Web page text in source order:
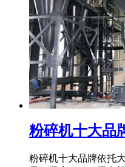
粉碎机十大品
粉碎机十大品牌依托